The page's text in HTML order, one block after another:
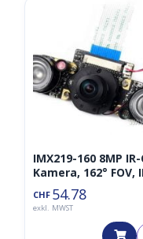
IMX219-160 8MP IR-
Kamera, 162° FOV,
CUT Infrarot,
für Jetson Nano /
Compute Module
CHF 54.78
exkl. MWST